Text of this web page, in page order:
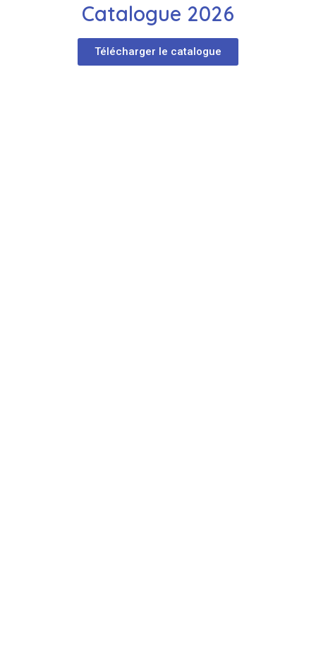
Catalogue 2026
Télécharger le catalogue